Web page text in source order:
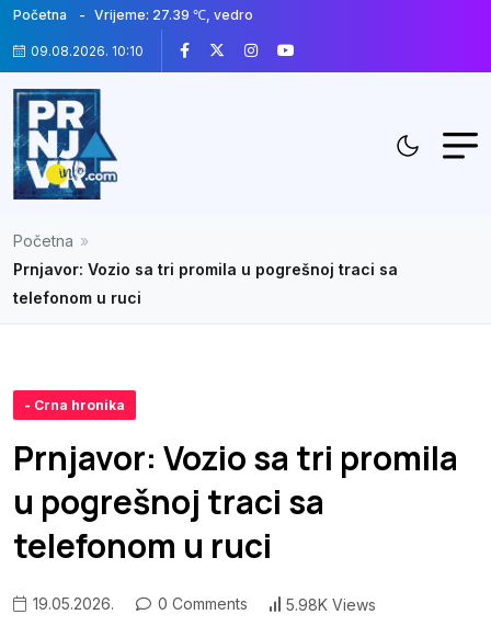
Početna Vrijeme: 27.39 ℃, vedro
09.08.2026. 10:10
Početna »
Prnjavor: Vozio sa tri promila u pogrešnoj traci sa
telefonom u ruci
- Crna hronika
Prnjavor: Vozio sa tri promila
u pogrešnoj traci sa
telefonom u ruci
19.05.2026. 0 Comments 5.98K Views